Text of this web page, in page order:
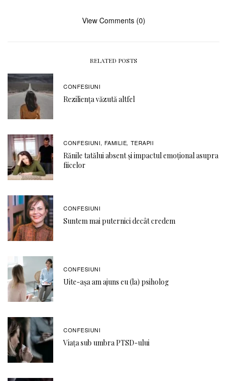
View Comments (0)
RELATED POSTS
CONFESIUNI
Reziliența văzută altfel
CONFESIUNI, FAMILIE, TERAPII
Rănile tatălui absent și impactul emoțional asupra
fiicelor
CONFESIUNI
Suntem mai puternici decât credem
CONFESIUNI
Uite-așa am ajuns eu (la) psiholog
CONFESIUNI
Viața sub umbra PTSD-ului